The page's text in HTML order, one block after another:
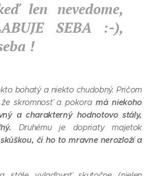
len nevedome,
SEBA :-),
!
bohatý a niekto chudobný. Pričom
že skromnosť a pokoramá niekoho
a charakterný hodnotovo stály,
Druhému je dopriaty majetok
či ho to mravne nerozloží a